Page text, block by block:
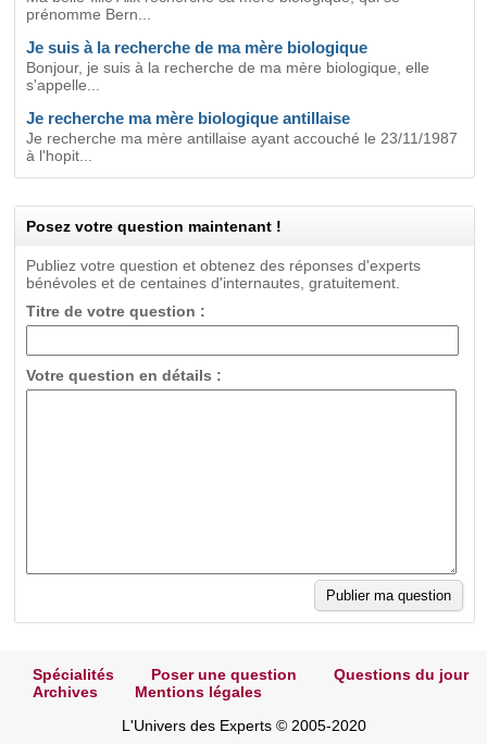
prénomme Bern...
Je suis à la recherche de ma mère biologique
Bonjour, je suis à la recherche de ma mère biologique, elle
s'appelle...
Je recherche ma mère biologique antillaise
Je recherche ma mère antillaise ayant accouché le 23/11/1987
à l'hopit...
Posez votre question maintenant !
Publiez votre question et obtenez des réponses d'experts
bénévoles et de centaines d'internautes, gratuitement.
Titre de votre question :
Votre question en détails :
Spécialités Poser une question
Questions du jour
Archives
Mentions légales
L'Univers des Experts © 2005-2020